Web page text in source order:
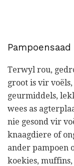
Terwyl rou,
groot is vir voëls,
geurmiddels,
wees as
nie gesond vir
knaagdiere of
ander pampoen
koekies, muffins,